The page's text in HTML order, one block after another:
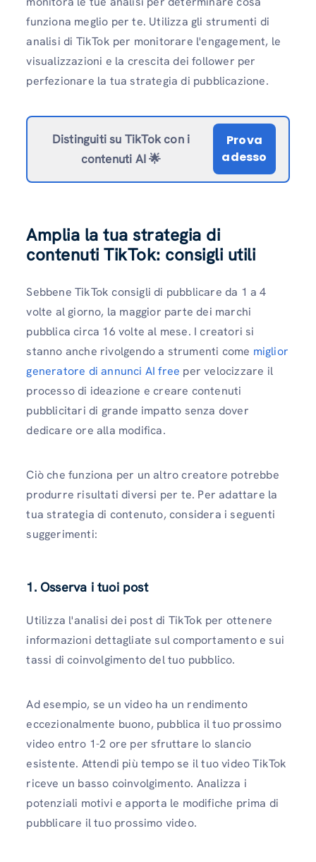
funziona meglio per te. Utilizza gli strumenti di
analisi di TikTok per monitorare l'engagement, le
visualizzazioni e la crescita dei follower per
perfezionare la tua strategia di pubblicazione.
Distinguiti su TikTok con i
contenuti AI 🌟
Prova
adesso
Amplia la tua strategia di
contenuti TikTok: consigli utili
Sebbene TikTok consigli di pubblicare da 1 a 4
volte al giorno, la maggior parte dei marchi
pubblica circa 16 volte al mese. I creatori si
stanno anche rivolgendo a strumenti come miglior
generatore di annunci AI free per velocizzare il
processo di ideazione e creare contenuti
pubblicitari di grande impatto senza dover
dedicare ore alla modifica.
Ciò che funziona per un altro creatore potrebbe
produrre risultati diversi per te. Per adattare la
tua strategia di contenuto, considera i seguenti
suggerimenti:
1. Osserva i tuoi post
Utilizza l'analisi dei post di TikTok per ottenere
informazioni dettagliate sul comportamento e sui
tassi di coinvolgimento del tuo pubblico.
Ad esempio, se un video ha un rendimento
eccezionalmente buono, pubblica il tuo prossimo
video entro 1-2 ore per sfruttare lo slancio
esistente. Attendi più tempo se il tuo video TikTok
riceve un basso coinvolgimento. Analizza i
potenziali motivi e apporta le modifiche prima di
pubblicare il tuo prossimo video.